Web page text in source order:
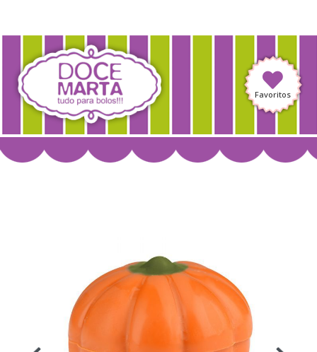
Favoritos